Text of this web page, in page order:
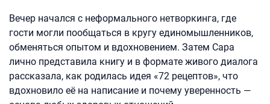
Вечер начался с неформального нетворкинга, где
гости могли пообщаться в кругу единомышленников,
обменяться опытом и вдохновением. Затем Сара
лично представила книгу и в формате живого диалога
рассказала, как родилась идея «72 рецептов», что
вдохновило её на написание и почему уверенность —